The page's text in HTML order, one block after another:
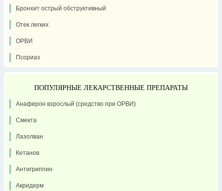
Бронхит острый обструктивный
Отек легких
ОРВИ
Псориаз
ПОПУЛЯРНЫЕ ЛЕКАРСТВЕННЫЕ ПРЕПАРАТЫ
Анаферон взрослый (средство при ОРВИ)
Смекта
Лазолван
Кетанов
Антигриппин
Акридерм